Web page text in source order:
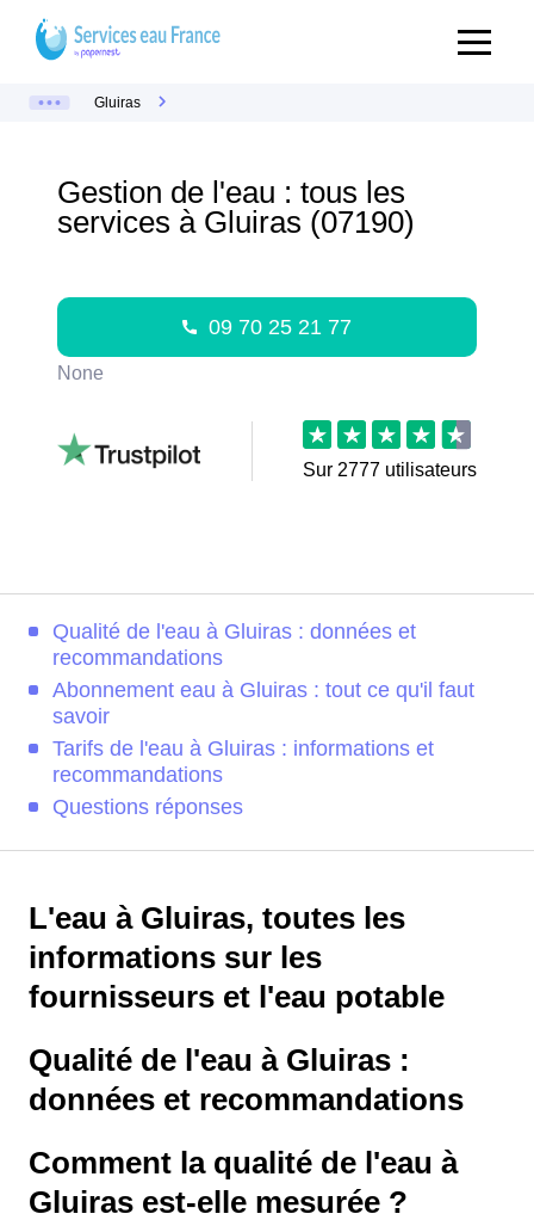
Gluiras
Gestion de l'eau : tous les
services à Gluiras (07190)
09 70 25 21 77
None
Sur 2777 utilisateurs
Qualité de l'eau à Gluiras : données et
recommandations
Abonnement eau à Gluiras : tout ce qu'il faut
savoir
Tarifs de l'eau à Gluiras : informations et
recommandations
Questions réponses
L'eau à Gluiras, toutes les
informations sur les
fournisseurs et l'eau potable
Qualité de l'eau à Gluiras :
données et recommandations
Comment la qualité de l'eau à
Gluiras est-elle mesurée ?